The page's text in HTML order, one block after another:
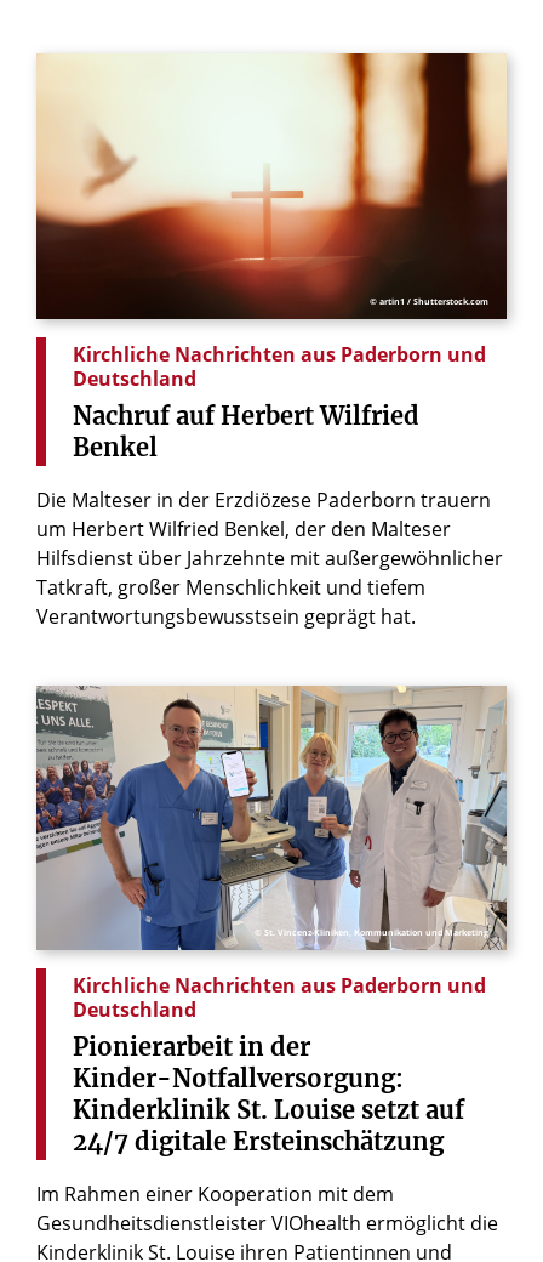
© artin1 / Shutterstock.com
Kirchliche Nachrichten aus Paderborn und
Deutschland
Nachruf auf Herbert Wilfried
Benkel
Die Malteser in der Erzdiözese Paderborn trauern
um Herbert Wilfried Benkel, der den Malteser
Hilfsdienst über Jahrzehnte mit außergewöhnlicher
Tatkraft, großer Menschlichkeit und tiefem
Verantwortungsbewusstsein geprägt hat.
© St. Vincenz-Kliniken, Kommunikation und Marketing
Kirchliche Nachrichten aus Paderborn und
Deutschland
Pionierarbeit in der
Kinder-Notfallversorgung:
Kinderklinik St. Louise setzt auf
24/7 digitale Ersteinschätzung
Im Rahmen einer Kooperation mit dem
Gesundheitsdienstleister VIOhealth ermöglicht die
Kinderklinik St. Louise ihren Patientinnen und